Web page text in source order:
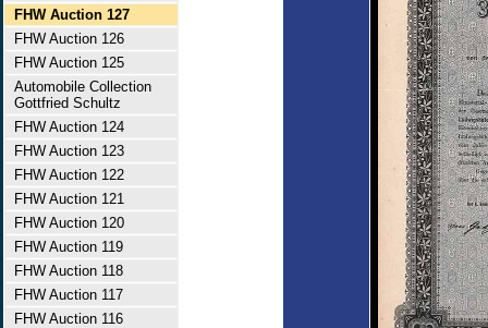
FHW Auction 127
FHW Auction 126
FHW Auction 125
Automobile Collection
Gottfried Schultz
FHW Auction 124
FHW Auction 123
FHW Auction 122
FHW Auction 121
FHW Auction 120
FHW Auction 119
FHW Auction 118
FHW Auction 117
FHW Auction 116